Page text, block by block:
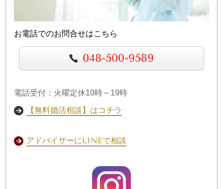
お電話でのお問合せはこちら
048-500-9589
電話受付：火曜定休10時～19時
【無料婚活相談】はコチラ
アドバイザーにLINEで相談